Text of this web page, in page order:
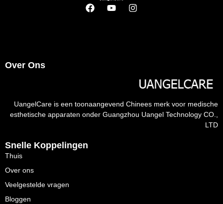
Over Ons
UangelCare is een toonaangevend Chinees merk voor medische
esthetische apparaten onder Guangzhou Uangel Technology CO.,
LTD
Snelle Koppelingen
Thuis
Over ons
Veelgestelde vragen
Bloggen